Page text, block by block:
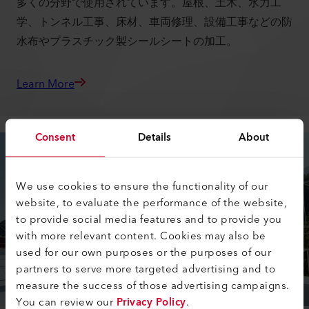
Consent Details About
We use cookies to ensure the functionality of our
website, to evaluate the performance of the website,
to provide social media features and to provide you
with more relevant content. Cookies may also be
used for our own purposes or the purposes of our
partners to serve more targeted advertising and to
measure the success of those advertising campaigns.
You can review ourPrivacy Policy.
学、トンネル工事、床材、車両修理、設備工事などの防
水布やプラスチック製シールシートの加工。
Learn More